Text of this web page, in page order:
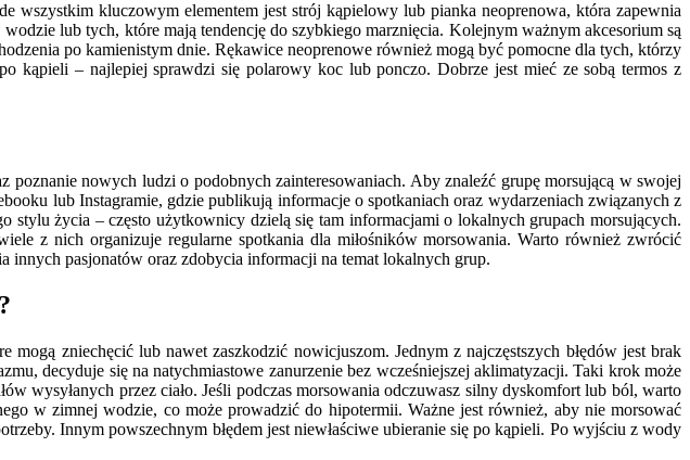
wszystkim kluczowym elementem jest strój kąpielowy lub pianka neoprenowa, która zapewnia
lub tych, które mają tendencję do szybkiego marznięcia. Kolejnym ważnym akcesorium są
po kamienistym dnie. Rękawice neoprenowe również mogą być pomocne dla tych, którzy
kąpieli – najlepiej sprawdzi się polarowy koc lub ponczo. Dobrze jest mieć ze sobą termos z
nowych ludzi o podobnych zainteresowaniach. Aby znaleźć grupę morsującą w swojej
lub Instagramie, gdzie publikują informacje o spotkaniach oraz wydarzeniach związanych z
życia – często użytkownicy dzielą się tam informacjami o lokalnych grupach morsujących.
z nich organizuje regularne spotkania dla miłośników morsowania. Warto również zwrócić
innych pasjonatów oraz zdobycia informacji na temat lokalnych grup.
zniechęcić lub nawet zaszkodzić nowicjuszom. Jednym z najczęstszych błędów jest brak
decyduje się na natychmiastowe zanurzenie bez wcześniejszej aklimatyzacji. Taki krok może
wysyłanych przez ciało. Jeśli podczas morsowania odczuwasz silny dyskomfort lub ból, warto
w zimnej wodzie, co może prowadzić do hipotermii. Ważne jest również, aby nie morsować
Innym powszechnym błędem jest niewłaściwe ubieranie się po kąpieli. Po wyjściu z wody